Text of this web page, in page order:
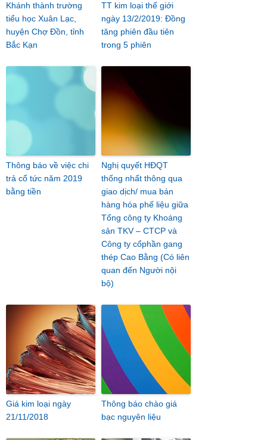
Khánh thành trường
tiểu học Xuân Lạc,
huyện Chợ Đồn, tỉnh
Bắc Kạn
TT kim loại thế giới
ngày 13/2/2019: Đồng
tăng phiên đầu tiên
trong 5 phiên
Thông báo về việc chi
trả cổ tức năm 2019
bằng tiền
Nghị quyết HĐQT
thống nhất thông qua
giao dịch/ mua bán
hàng hóa phế liệu giữa
Tổng công ty Khoáng
sản TKV – CTCP và
Công ty cổphần gang
thép Cao Bằng (Có liên
quan đến Người nội
bộ)
Giá kim loại ngày
21/11/2018
Thông báo chào giá
bạc nguyên liệu